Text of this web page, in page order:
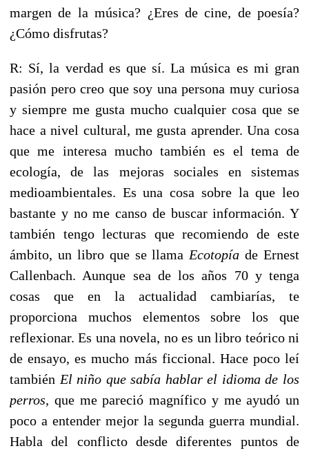
margen de la música? ¿Eres de cine, de poesía?
¿Cómo disfrutas?
R: Sí, la verdad es que sí. La música es mi gran
pasión pero creo que soy una persona muy curiosa
y siempre me gusta mucho cualquier cosa que se
hace a nivel cultural, me gusta aprender. Una cosa
que me interesa mucho también es el tema de
ecología, de las mejoras sociales en sistemas
medioambientales. Es una cosa sobre la que leo
bastante y no me canso de buscar información. Y
también tengo lecturas que recomiendo de este
ámbito, un libro que se llama Ecotopíade Ernest
Callenbach. Aunque sea de los años 70 y tenga
cosas que en la actualidad cambiarías, te
proporciona muchos elementos sobre los que
reflexionar. Es una novela, no es un libro teórico ni
de ensayo, es mucho más ficcional. Hace poco leí
también El niño que sabía hablar el idioma de los
perros, que me pareció magnífico y me ayudó un
poco a entender mejor la segunda guerra mundial.
Habla del conflicto desde diferentes puntos de